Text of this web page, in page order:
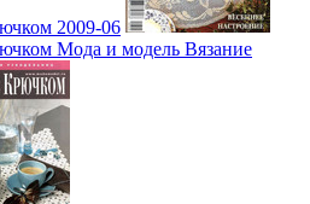
2009-06
Мода и модель Вязание